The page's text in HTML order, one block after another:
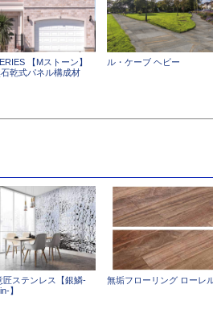
【Mストーン】
乾式パネル構成材
ル・ケーブ ヘビー
匠ステンレス【銀鱗-
】
無垢フローリング ローレ